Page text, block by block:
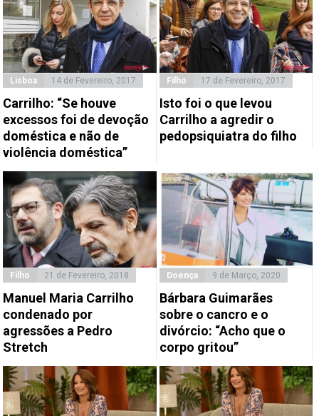
Lisboa 14 de Fevereiro, 2017
Carrilho: “Se houve
excessos foi de devoção
doméstica e não de
violência doméstica”
Filho 17 de Fevereiro, 2017
Isto foi o que levou
Carrilho a agredir o
pedopsiquiatra do filho
Filho 21 de Fevereiro, 2018
Manuel Maria Carrilho
condenado por
agressões a Pedro
Stretch
Doença 9 de Março, 2020
Bárbara Guimarães
sobre o cancro e o
divórcio: “Acho que o
corpo gritou”